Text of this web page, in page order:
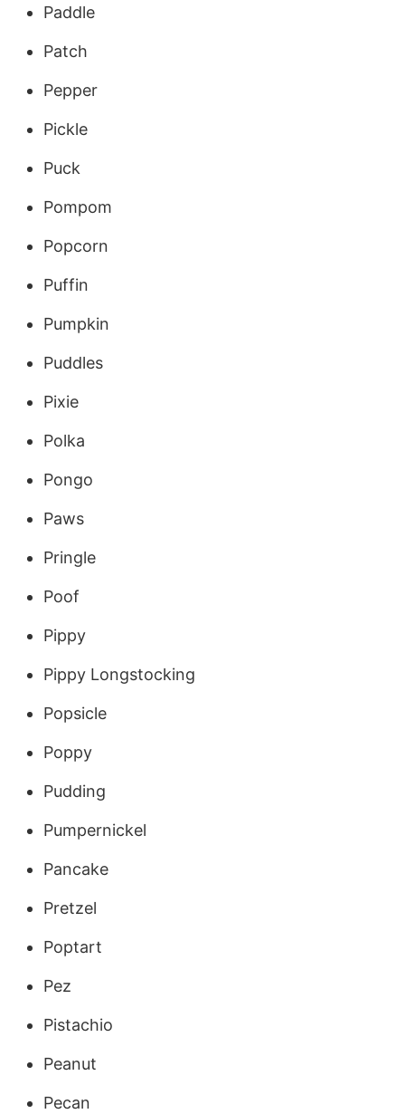
Paddle
Patch
Pepper
Pickle
Puck
Pompom
Popcorn
Puffin
Pumpkin
Puddles
Pixie
Polka
Pongo
Paws
Pringle
Poof
Pippy
Pippy Longstocking
Popsicle
Poppy
Pudding
Pumpernickel
Pancake
Pretzel
Poptart
Pez
Pistachio
Peanut
Pecan